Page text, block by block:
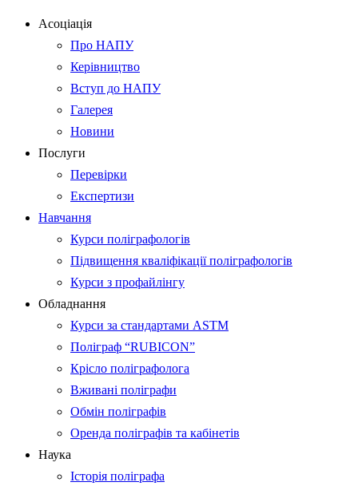
Асоціація
Про НАПУ
Керівництво
Вступ до НАПУ
Галерея
Новини
Послуги
Перевірки
Експертизи
Навчання
Курси поліграфологів
Підвищення кваліфікації поліграфологів
Курси з профайлінгу
Обладнання
Курси за стандартами ASTM
Поліграф “RUBICON”
Крісло поліграфолога
Вживані поліграфи
Обмін поліграфів
Оренда поліграфів та кабінетів
Наука
Історія поліграфа